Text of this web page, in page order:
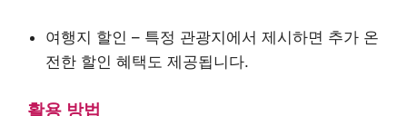
여행지 할인 – 특정 관광지에서 제시하면 추가 온
전한 할인 혜택도 제공됩니다.
활용 방법